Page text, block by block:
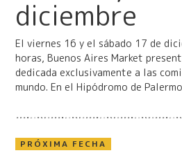
diciembre
El viernes 16 y el sábado 17 de
horas, Buenos Aires Market
dedicada exclusivamente a las
mundo. En el Hipódromo de
PRÓXIMA FECHA